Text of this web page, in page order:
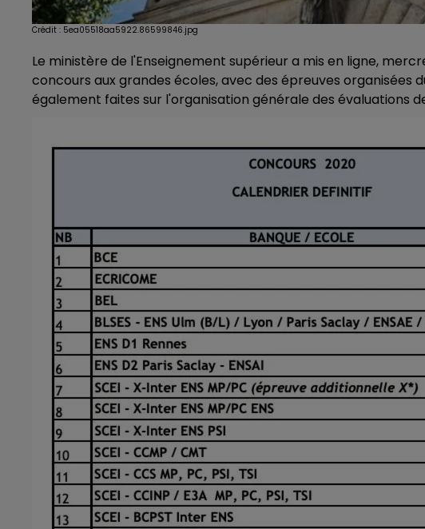
Crédit : 5ea05518aa5922.86599846.jpg
Le ministère de l'Enseignement supérieur a mis en ligne,
concours aux grandes écoles, avec des épreuves organisées
également faites sur l'organisation générale des évaluations